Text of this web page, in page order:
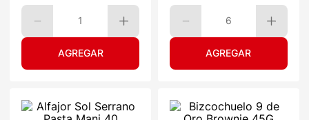
1 6